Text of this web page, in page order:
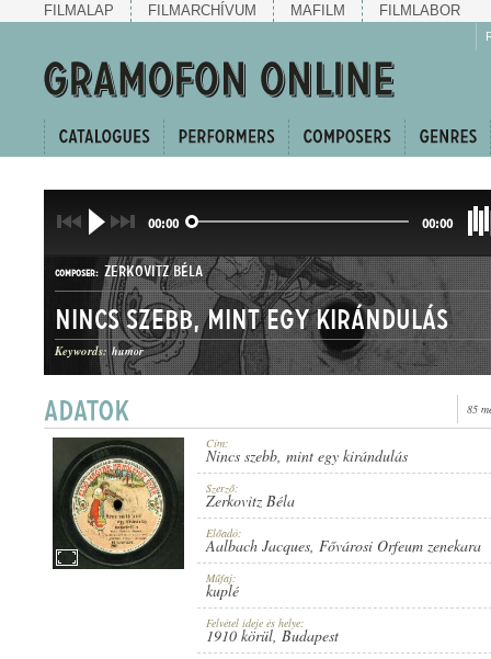
FILMALAP FILMARCHÍVUM MAFILM FILMLABOR
00:00 00:00
COMPOSER: ZERKOVITZ BÉLA
GENRE: KUPLÉ
Nincs szebb, mint egy kirándulás
Keywords: humor
85
Cím:
Nincs szebb, mint egy kirándulás
Szerző:
Zerkovitz Béla
Előadó:
Aalbach Jacques, Fővárosi Orfeum zenekara
Műfaj:
kuplé
Felvétel ideje és helye:
1910 körül, Budapest